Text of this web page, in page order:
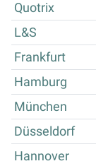
Quotrix
L&S
Frankfurt
Hamburg
München
Düsseldorf
Hannover